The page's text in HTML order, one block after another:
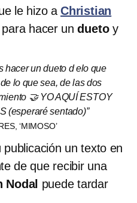
le hizo a Christian
para hacer undueto y
hacer un dueto d elo que
lo que sea, de las dos
🤝 YO AQUÍ ESTOY
(esperaré sentado)”
‘MIMOSO’
publicación un texto en
de que recibir una
Nodal puede tardar